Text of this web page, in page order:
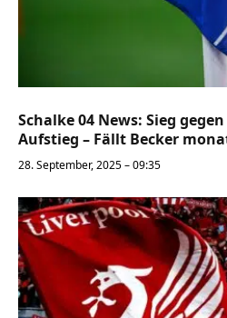
Schalke 04 News: Sieg
Aufstieg – Fällt Becker
28. September, 2025 – 09:35